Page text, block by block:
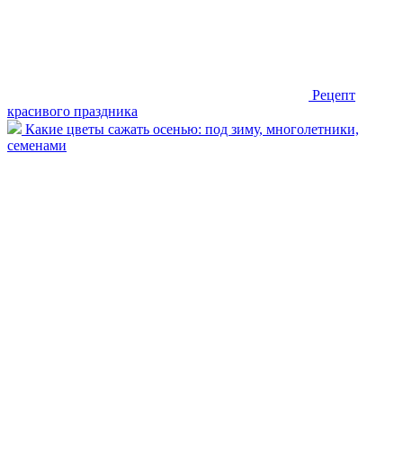
Рецепт
красивого праздника
Какие цветы сажать осенью: под зиму, многолетники,
семенами